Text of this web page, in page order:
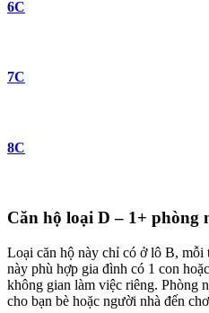
6C
7C
8C
Căn hộ loại D – 1+ phòng
Loại căn hộ này chỉ có ở lô B, mỗi
này phù hợp gia đình có 1 con
không gian làm việc riêng. Phòng
cho bạn bè hoặc người nhà đến